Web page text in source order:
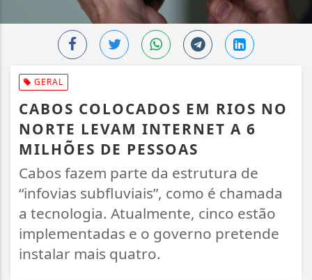
GERAL
CABOS COLOCADOS EM RIOS NO
NORTE LEVAM INTERNET A 6
MILHÕES DE PESSOAS
Cabos fazem parte da estrutura de
“infovias subfluviais”, como é chamada
a tecnologia. Atualmente, cinco estão
implementadas e o governo pretende
instalar mais quatro.